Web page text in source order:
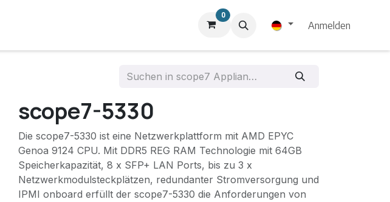
0
Anmelden
scope7-5330
Die scope7-5330 ist eine Netzwerkplattform mit AMD EPYC
Genoa 9124 CPU. Mit DDR5 REG RAM Technologie mit 64GB
Speicherkapazität, 8 x SFP+ LAN Ports, bis zu 3 x
Netzwerkmodulsteckplätzen, redundanter Stromversorgung und
IPMI onboard erfüllt der scope7-5330 die Anforderungen von